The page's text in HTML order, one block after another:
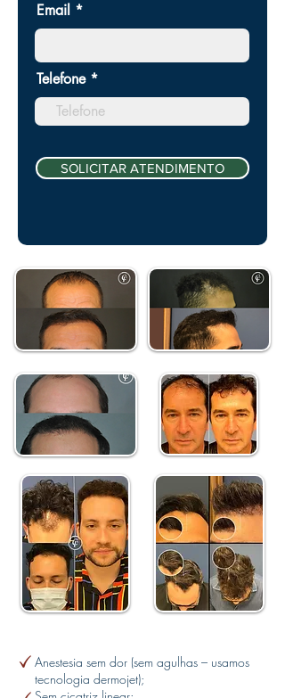
Email
Telefone
SOLICITAR ATENDIMENTO
Anestesia sem dor (sem agulhas – usamos
tecnologia dermojet);